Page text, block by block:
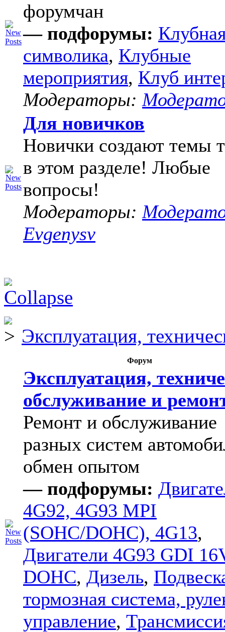
форумчан
— подфорумы:
символика, Клубные
мероприятия, Клуб
Модераторы:
Для новичков
Новички создают темы
в этом разделе! Любые
вопросы!
Модераторы:
Evgenysv
Эксплуатация,
Форум
Эксплуатация,
обслуживание и
Ремонт и обслуживание
разных систем
обмен опытом
— подфорумы:
4G92, 4G93 MPI
(SOHC/DOHC), 4G13,
Двигатели 4G93 GDI
DOHC, Дизель,
тормозная система,
управление,